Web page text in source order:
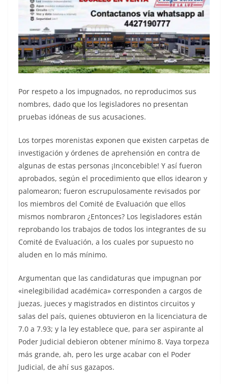
Por respeto a los impugnados, no reproducimos sus
nombres, dado que los legisladores no presentan
pruebas idóneas de sus acusaciones.
Los torpes morenistas exponen que existen carpetas de
investigación y órdenes de aprehensión en contra de
algunas de estas personas ¡Inconcebible! Y así fueron
aprobados, según el procedimiento que ellos idearon y
palomearon; fueron escrupulosamente revisados por
los miembros del Comité de Evaluación que ellos
mismos nombraron ¿Entonces? Los legisladores están
reprobando los trabajos de todos los integrantes de su
Comité de Evaluación, a los cuales por supuesto no
aluden en lo más mínimo.
Argumentan que las candidaturas que impugnan por
«inelegibilidad académica» corresponden a cargos de
juezas, jueces y magistrados en distintos circuitos y
salas del país, quienes obtuvieron en la licenciatura de
7.0 a 7.93; y la ley establece que, para ser aspirante al
Poder Judicial debieron obtener mínimo 8. Vaya torpeza
más grande, ah, pero les urge acabar con el Poder
Judicial, de ahí sus gazapos.